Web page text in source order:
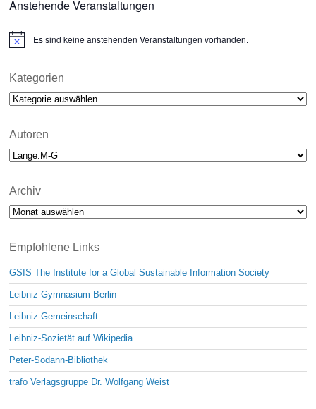
Anstehende Veranstaltungen
N
i
e
Es sind keine anstehenden Veranstaltungen vorhanden.
Kategorien
Kategorien
Autoren
Archiv
Archiv
Empfohlene Links
GSIS The Institute for a Global Sustainable Information Society
Leibniz Gymnasium Berlin
Leibniz-Gemeinschaft
Leibniz-Sozietät auf Wikipedia
Peter-Sodann-Bibliothek
trafo Verlagsgruppe Dr. Wolfgang Weist